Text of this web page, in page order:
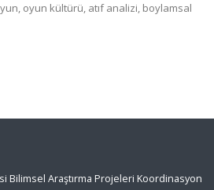
oyun kültürü, atıf analizi, boylamsal
Bilimsel Araştırma Projeleri Koordinasyon